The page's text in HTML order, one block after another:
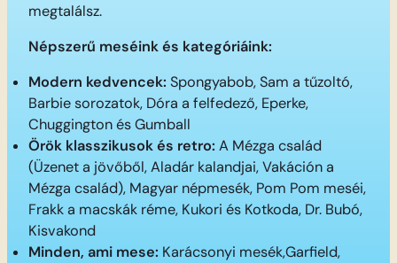
megtalálsz.
Népszerű meséink és kategóriáink:
Modern kedvencek: Spongyabob, Sam a tűzoltó,
Barbie sorozatok, Dóra a felfedező, Eperke,
Chuggington és Gumball
Örök klasszikusok és retro: A Mézga család
(Üzenet a jövőből, Aladár kalandjai, Vakáción a
Mézga család), Magyar népmesék, Pom Pom meséi,
Frakk a macskák réme, Kukori és Kotkoda, Dr. Bubó,
Kisvakond
Minden, ami mese: Karácsonyi mesék,Garfield,